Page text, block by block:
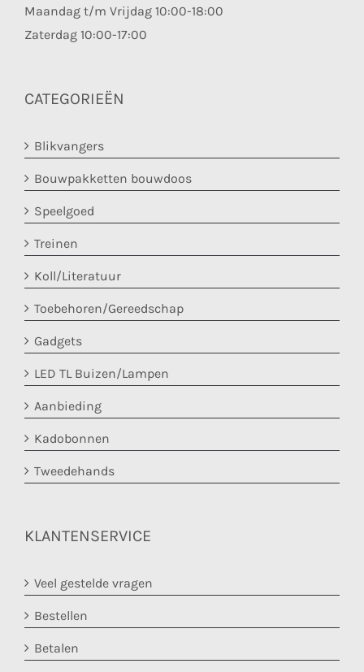
Maandag t/m Vrijdag 10:00-18:00
Zaterdag 10:00-17:00
CATEGORIEËN
Blikvangers
Bouwpakketten bouwdoos
Speelgoed
Treinen
Koll/Literatuur
Toebehoren/Gereedschap
Gadgets
LED TL Buizen/Lampen
Aanbieding
Kadobonnen
Tweedehands
KLANTENSERVICE
Veel gestelde vragen
Bestellen
Betalen